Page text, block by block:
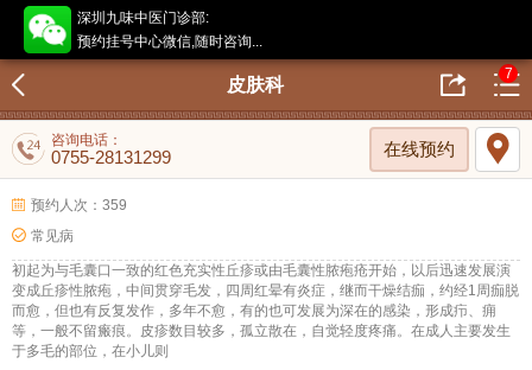
深圳九味中医门诊部:
预约挂号中心微信,随时咨询...
皮肤科
7
咨询电话：
0755-28131299 在线预约
预约人次：359
常见病
初起为与毛囊口一致的红色充实性丘疹或由毛囊性脓疱疮开始，以后迅速发展演
变成丘疹性脓疱，中间贯穿毛发，四周红晕有炎症，继而干燥结痂，约经1周痂脱
而愈，但也有反复发作，多年不愈，有的也可发展为深在的感染，形成疖、痈
等，一般不留瘢痕。皮疹数目较多，孤立散在，自觉轻度疼痛。在成人主要发生
于多毛的部位，在小儿则